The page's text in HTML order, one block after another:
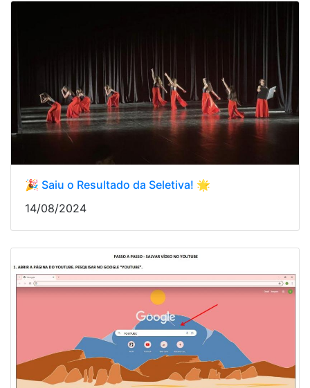
🎉 Saiu o Resultado da Seletiva! 🌟
14/08/2024